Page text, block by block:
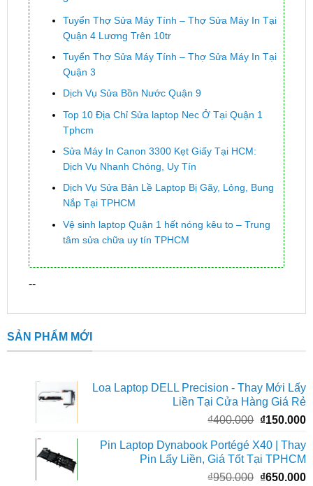
Tuyển Thợ Sửa Máy Tính – Thợ Sửa Máy In Tại
Quận 4 Lương Trên 10tr
Tuyển Thợ Sửa Máy Tính – Thợ Sửa Máy In Tại
Quận 3
Dịch Vụ Sửa Bồn Nước Quận 9
Top 10 Địa Chỉ Sửa laptop Nec Ở Tại Quận 1
Tphcm
Sửa Máy In Canon 3300 Kẹt Giấy Tại HCM:
Dịch Vụ Nhanh Chóng, Uy Tín
Dịch Vụ Sửa Bản Lề Laptop Bị Gãy, Lỏng, Bung
Nắp Tại TPHCM
Vệ sinh laptop Quận 1 hết nóng kêu to – Trung
tâm sửa chữa uy tín TPHCM
--
SẢN PHẨM MỚI
Loa Laptop DELL Precision - Thay Mới Lấy
Liền Tại Cửa Hàng Giá Rẻ
₫400.000 Giá
là:
₫400.000.
₫150.000
Pin Laptop Dynabook Portégé X40 | Thay
Pin Lấy Liền, Giá Tốt Tại TPHCM
₫950.000 Giá
₫650.000